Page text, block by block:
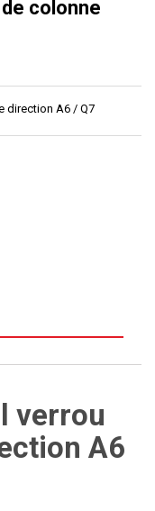
colonne
direction A6 / Q7
verrou
A6